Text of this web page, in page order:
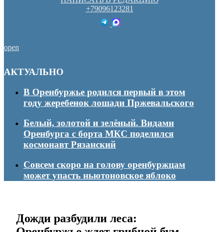
+79096123281
open
АКТУАЛЬНО
В Оренбуржье родился первый в этом
году жеребенок лошади Пржевальского
Белый, золотой и зелёный. Видами
Оренбурга с борта МКС поделился
космонавт Рязанский
Совсем скоро на голову оренбуржцам
может упасть ньютоновское яблоко
Дожди разбудили леса: